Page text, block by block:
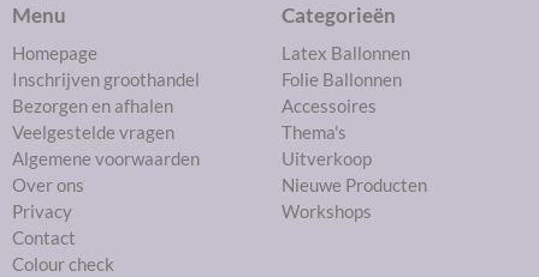
Categorieën
Latex Ballonnen
Folie Ballonnen
Accessoires
Thema's
Uitverkoop
Nieuwe Producten
Workshops
Menu
Homepage
Inschrijven groothandel
Bezorgen en afhalen
Veelgestelde vragen
Algemene voorwaarden
Over ons
Privacy
Contact
Colour check